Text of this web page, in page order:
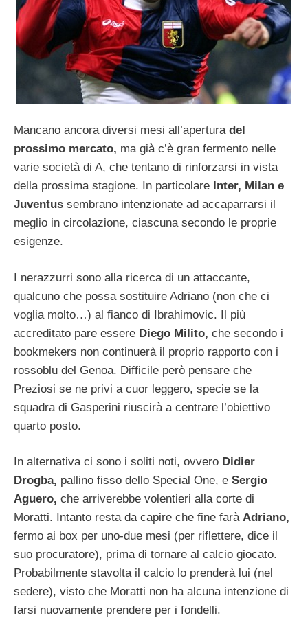
Mancano ancora diversi mesi all’apertura del
prossimo mercato, ma già c’è gran fermento nelle
varie società di A, che tentano di rinforzarsi in vista
della prossima stagione. In particolare Inter, Milan e
Juventus sembrano intenzionate ad accaparrarsi il
meglio in circolazione, ciascuna secondo le proprie
esigenze.
I nerazzurri sono alla ricerca di un attaccante,
qualcuno che possa sostituire Adriano (non che ci
voglia molto…) al fianco di Ibrahimovic. Il più
accreditato pare essere Diego Milito, che secondo i
bookmekers non continuerà il proprio rapporto con i
rossoblu del Genoa. Difficile però pensare che
Preziosi se ne privi a cuor leggero, specie se la
squadra di Gasperini riuscirà a centrare l’obiettivo
quarto posto.
In alternativa ci sono i soliti noti, ovvero Didier
Drogba, pallino fisso dello Special One, e Sergio
Aguero, che arriverebbe volentieri alla corte di
Moratti. Intanto resta da capire che fine farà Adriano,
fermo ai box per uno-due mesi (per riflettere, dice il
suo procuratore), prima di tornare al calcio giocato.
Probabilmente stavolta il calcio lo prenderà lui (nel
sedere), visto che Moratti non ha alcuna intenzione di
farsi nuovamente prendere per i fondelli.